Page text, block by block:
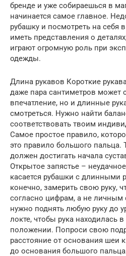
бренде и уже собираешься в
начинается самое главное.
рубашку и посмотреть на себя
иметь представления о
играют огромную роль при
одежды.
Длина рукавов Короткие
даже пара сантиметров может
впечатление, но и длинные
смотреться. Нужно найти
соответствовать твоим
Самое простое правило,
это правило большого пальца.
должен достигать начала
Открытое запястье –
касается рубашки с длинными
конечно, замерить свою руку,
согласно цифрам, а не
нужно поднять любую руку до
локте, чтобы рука находилась
положении. Попроси свою
расстояние от основания шеи
до основания большого